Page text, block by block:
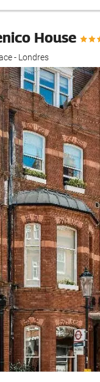
House
- Londres